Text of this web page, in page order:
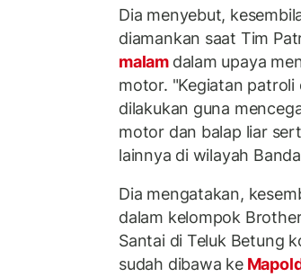
Dia menyebut,
diamankan saat Tim
malam dalam upaya
motor. "Kegiatan
dilakukan guna
motor dan balap liar
lainnya di wilayah
Dia mengatakan,
dalam kelompok
Santai di Teluk Betung
sudah dibawa ke